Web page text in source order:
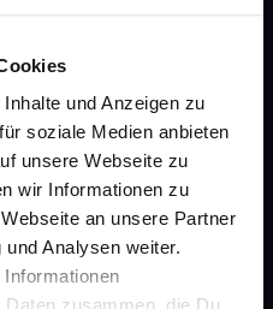
und Anzeigen zu
soziale Medien anbieten
unsere Webseite zu
wir Informationen zu
an unsere Partner
Analysen weiter.